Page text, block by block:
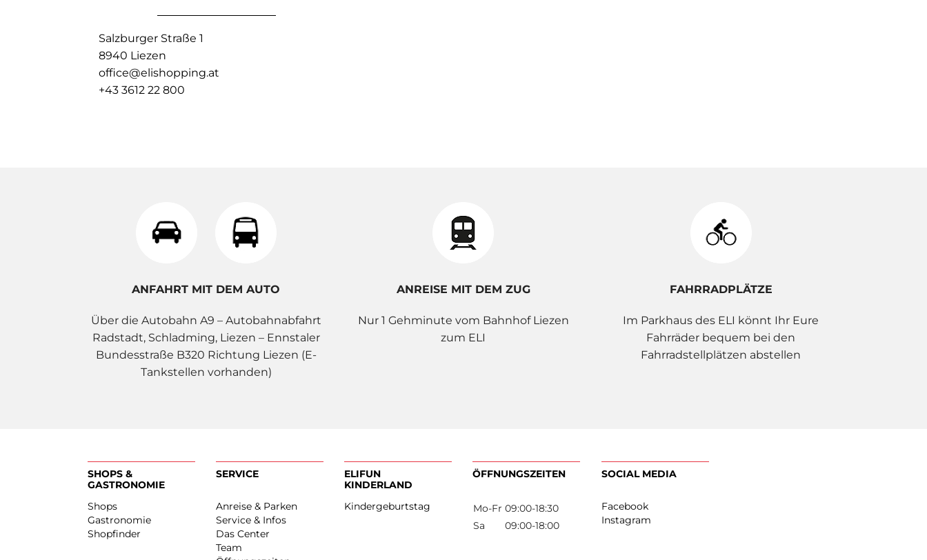
Salzburger Straße 1
8940 Liezen
office@elishopping.at
+43 3612 22 800
ANFAHRT MIT DEM AUTO
Über die Autobahn A9 – Autobahnabfahrt
Radstadt, Schladming, Liezen – Ennstaler
Bundesstraße B320 Richtung Liezen (E-
Tankstellen vorhanden)
ANREISE MIT DEM ZUG
Nur 1 Gehminute vom Bahnhof Liezen
zum ELI
FAHRRADPLÄTZE
Im Parkhaus des ELI könnt Ihr Eure
Fahrräder bequem bei den
Fahrradstellplätzen abstellen